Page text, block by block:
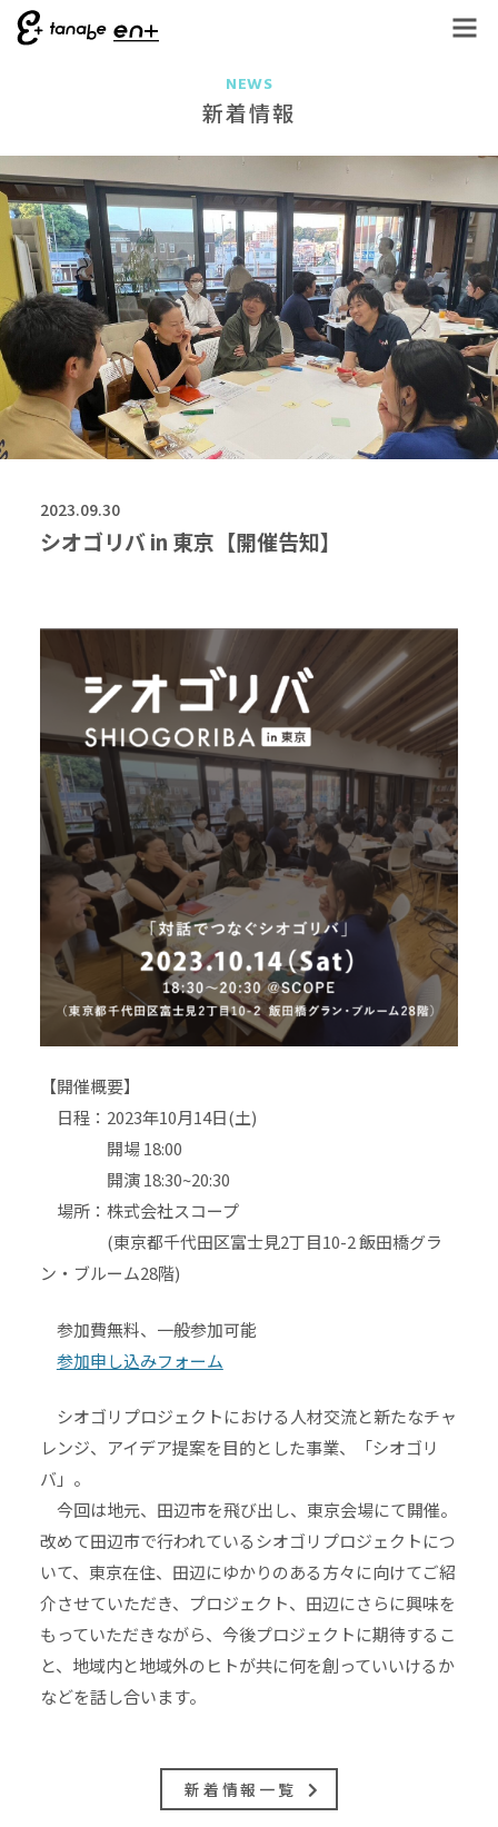
NEWS
新着情報
2023.09.30
シオゴリバ in 東京【開催告知】
【開催概要】
日程：2023年10月14日(土)
開場 18:00
開演 18:30~20:30
場所：株式会社スコープ
(東京都千代田区富士見2丁目10-2 飯田橋グラ
ン・ブルーム28階)
参加費無料、一般参加可能
参加申し込みフォーム
シオゴリプロジェクトにおける人材交流と新たなチャ
レンジ、アイデア提案を目的とした事業、「シオゴリ
バ」。
今回は地元、田辺市を飛び出し、東京会場にて開催。
改めて田辺市で行われているシオゴリプロジェクトにつ
いて、東京在住、田辺にゆかりのある方々に向けてご紹
介させていただき、プロジェクト、田辺にさらに興味を
もっていただきながら、今後プロジェクトに期待するこ
と、地域内と地域外のヒトが共に何を創っていいけるか
などを話し合います。
新着情報一覧